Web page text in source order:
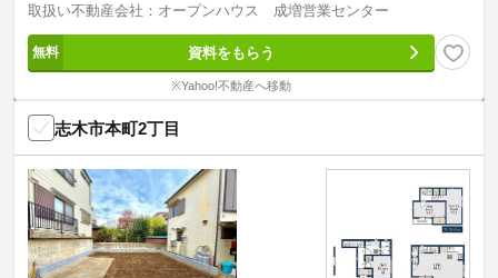
取扱い不動産会社：オープンハウス 成増営業センター
資料をもらう
※Yahoo!不動産へ移動
志木市本町2丁目